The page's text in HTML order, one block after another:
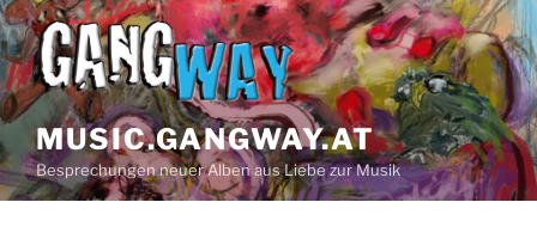
Z
u
m
I
n
h
a
MUSIC.GANGWAY.AT
Besprechungen neuer Alben aus Liebe zur Musik